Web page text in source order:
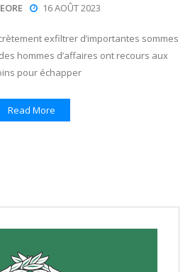
16 AOÛT 2023
exfiltrer d’importantes sommes
hommes d’affaires ont recours aux
pour échapper
Read More